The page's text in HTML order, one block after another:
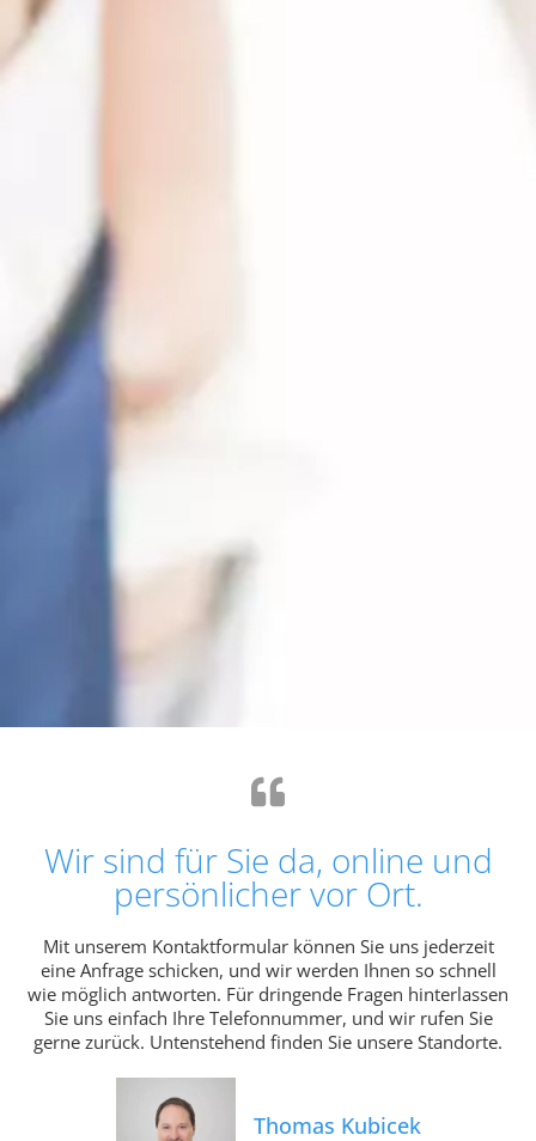
Wir sind für Sie da, online und
persönlicher vor Ort.
Mit unserem Kontaktformular können Sie uns jederzeit
eine Anfrage schicken, und wir werden Ihnen so schnell
wie möglich antworten. Für dringende Fragen hinterlassen
Sie uns einfach Ihre Telefonnummer, und wir rufen Sie
gerne zurück. Untenstehend finden Sie unsere Standorte.
Thomas Kubicek